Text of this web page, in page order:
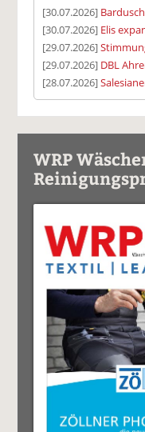
[30.07.2026]
[30.07.2026] Elis
[29.07.2026]
[29.07.2026] DBL
[28.07.2026]
WRP